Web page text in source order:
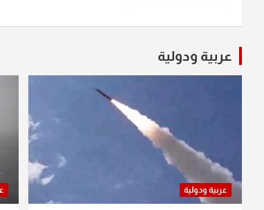
عربية ودولية
عربية ودولية